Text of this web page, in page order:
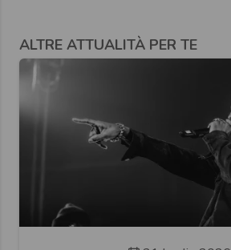
ALTRE ATTUALITÀ PER TE